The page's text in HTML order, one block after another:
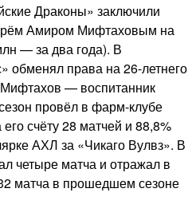
Драконы» заключили
Амиром Мифтаховым на
— за два года). В
обменял права на 26-летнего
Мифтахов — воспитанник
провёл в фарм-клубе
счёту 28 матчей и 88,8%
АХЛ за «Чикаго Вулвз». В
четыре матча и отражал в
матча в прошедшем сезоне